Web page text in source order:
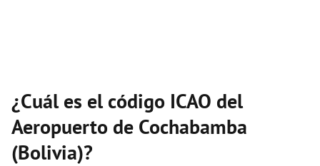
¿Cuál es el código ICAO del
Aeropuerto de Cochabamba
(Bolivia)?